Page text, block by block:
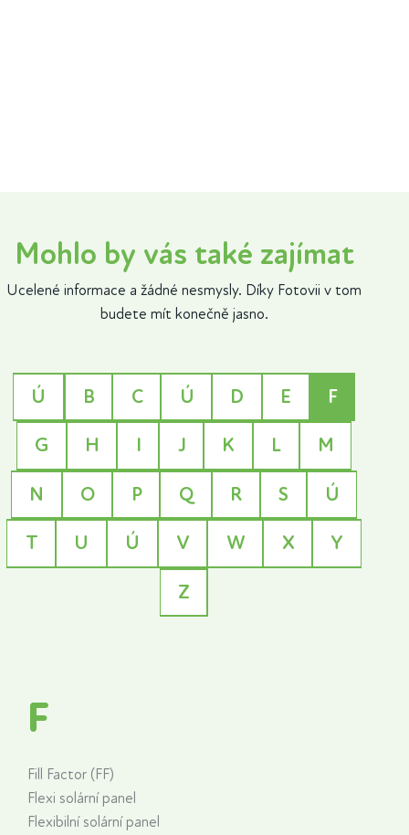
Mohlo by vás také zajímat
Ucelené informace a žádné nesmysly. Díky Fotovii v tom
budete mít konečně jasno.
Ú B C Ú D E F
G H I J K L M
N O P Q R S Ú
T U Ú V W X Y
Z
F
Fill Factor (FF)
Flexi solární panel
Flexibilní solární panel